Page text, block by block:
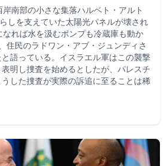
南部の小さな集落ハルベト・アルト
しを支えていた太陽光パネルが壊され
れば水を汲むポンプも冷蔵庫も動か
住民のラドワン・アブ・ジュンディさ
語っている。イスラエル軍はこの襲撃
明し捜査を始めるとしたが、パレスチ
した捜査が実際の訴追に至ることは稀